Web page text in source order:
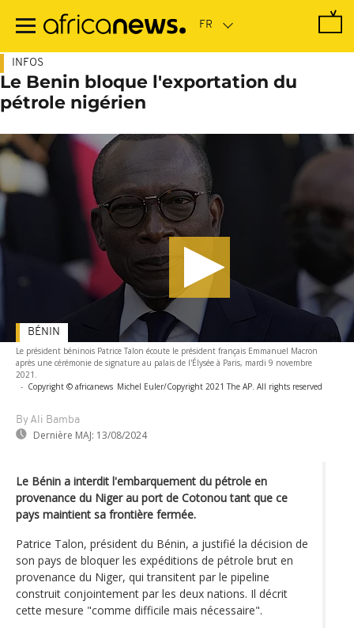
contenu
INFOS
Le Benin bloque l'exportation du
pétrole nigérien
Le président béninois Patrice Talon écoute le président français Emmanuel Macron
après une cérémonie de signature au palais de l'Élysée à Paris, mardi 9 novembre
2021.
- Copyright © africanews Michel Euler/Copyright 2021 The AP. All rights reserved
By Ali Bamba
Dernière MAJ: 13/08/2024
BÉNIN
Le Bénin a interdit l'embarquement du pétrole en
provenance du Niger au port de Cotonou tant que ce
pays maintient sa frontière fermée.
Patrice Talon, président du Bénin, a justifié la décision de
son pays de bloquer les expéditions de pétrole brut en
provenance du Niger, qui transitent par le pipeline
construit conjointement par les deux nations. Il décrit
cette mesure "comme difficile mais nécessaire".